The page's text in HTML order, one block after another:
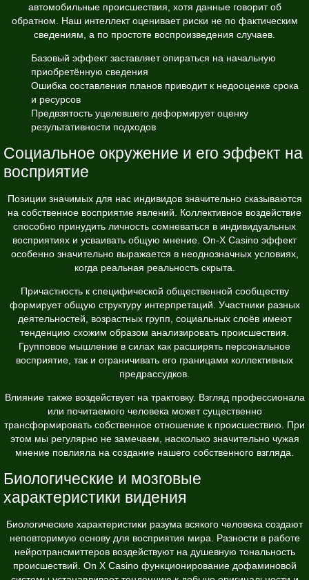
автомобильные происшествия, хотя данные говорит об
обратном. Наш интеллект оценивает риски не по фактическим
сведениям, а по простоте воспроизведения случаев.
Базовый эффект заставляет опираться на начальную
приобретённую сведения
Ошибка составления планов приводит к недооценке срока
и ресурсов
Предвзятость уцелевшего деформирует оценку
результативности подходов
Социальное окружение и его эффект на
восприятие
Позиции значимых для нас индивидов значительно сказываются
на собственное восприятие явлений. Коллективное воздействие
способно принудить личность сомневаться в индивидуальных
восприятиях и усваивать общую мнение. On-X Casino эффект
особенно значительно выражается в неоднозначных условиях,
когда реальная реальность скрыта.
Причастность к специфической общественной сообществу
формирует общую структуру интерпретаций. Участники разных
деятельностей, возрастных групп, социальных слоёв имеют
тенденцию схожим образом анализировать происшествия.
Групповое мышление в силах как расширять персональное
восприятие, так и ограничивать его границами коллективных
предрассудков.
Влияние также воздействует на трактовку. Взгляд профессионала
или почитаемого человека может существенно
трансформировать собственное отношение к происшествию. При
этом мы регулярно не замечаем, насколько значительно чужая
мнение повлияла на создание нашего собственного взгляда.
Биологические и мозговые
характеристики видения
Биологические характеристики разума всякого человека создают
неповторимую основу для восприятия мира. Разности в работе
нейротрансмиттеров воздействуют на душевную тональность
происшествий. On X Casino функционирование дофаминовой